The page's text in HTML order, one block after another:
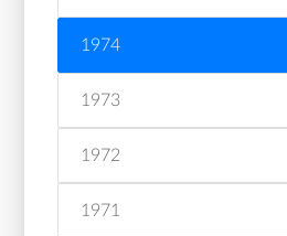
1974
1973
1972
1971